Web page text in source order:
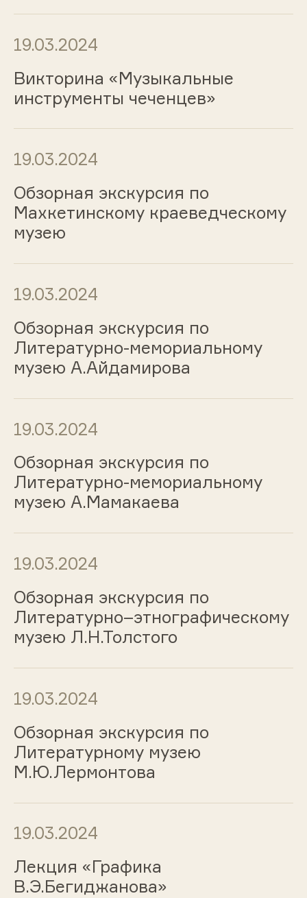
19.03.2024
Викторина «Музыкальные
инструменты чеченцев»
19.03.2024
Обзорная экскурсия по
Махкетинскому краеведческому
музею
19.03.2024
Обзорная экскурсия по
Литературно-мемориальному
музею А.Айдамирова
19.03.2024
Обзорная экскурсия по
Литературно-мемориальному
музею А.Мамакаева
19.03.2024
Обзорная экскурсия по
Литературно–этнографическому
музею Л.Н.Толстого
19.03.2024
Обзорная экскурсия по
Литературному музею
М.Ю.Лермонтова
19.03.2024
Лекция «Графика
В.Э.Бегиджанова»